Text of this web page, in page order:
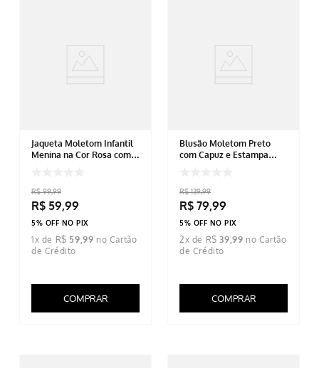
Jaqueta Moletom Infantil
Menina na Cor Rosa com
R$ 99,99
R$ 59,99
5% OFF NO PIX
1x de R$ 59,99
COMPRAR
Blusão Moletom Preto
com Capuz e Estampa
R$ 139,99
R$ 79,99
5% OFF NO PIX
2x de R$ 39,99
COMPRAR